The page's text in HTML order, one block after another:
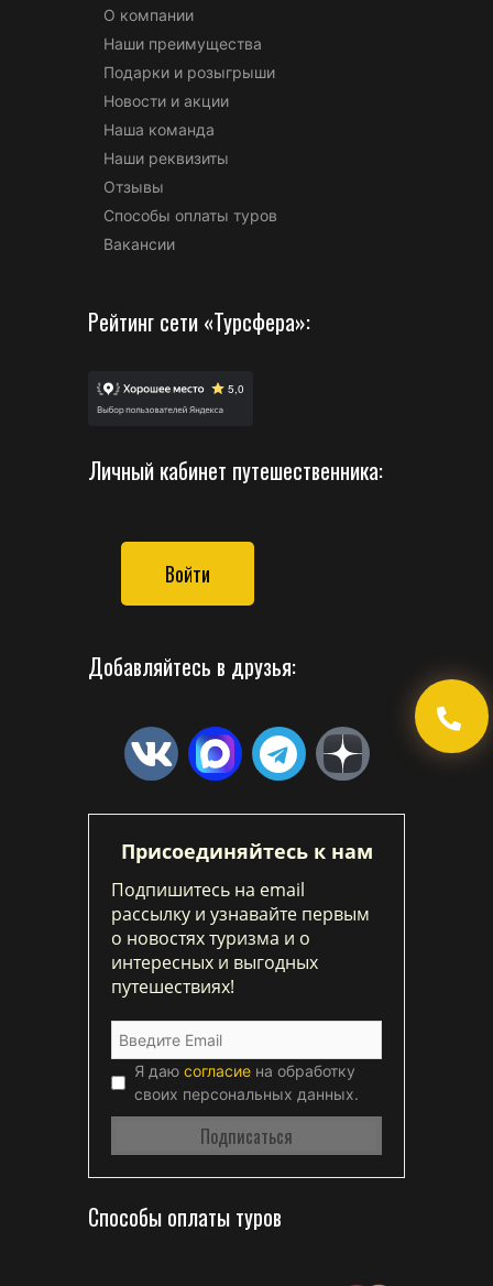
О компании
Наши преимущества
Подарки и розыгрыши
Новости и акции
Наша команда
Наши реквизиты
Отзывы
Способы оплаты туров
Вакансии
Рейтинг сети «Турсфера»:
Личный кабинет путешественника:
Войти
Добавляйтесь в друзья:
Присоединяйтесь к нам
Подпишитесь на email
рассылку и узнавайте первым
о новостях туризма и о
интересных и выгодных
путешествиях!
Я даю согласие на обработку
своих персональных данных.
Способы оплаты туров